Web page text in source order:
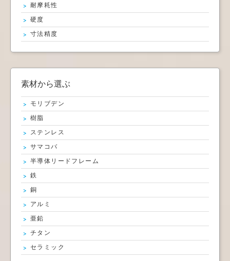
耐摩耗性
硬度
寸法精度
素材から選ぶ
モリブデン
樹脂
ステンレス
サマコバ
半導体リードフレーム
鉄
銅
アルミ
亜鉛
チタン
セラミック